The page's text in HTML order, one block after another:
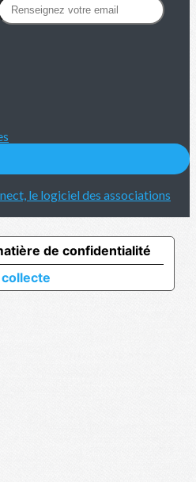
le logiciel des associations
de confidentialité